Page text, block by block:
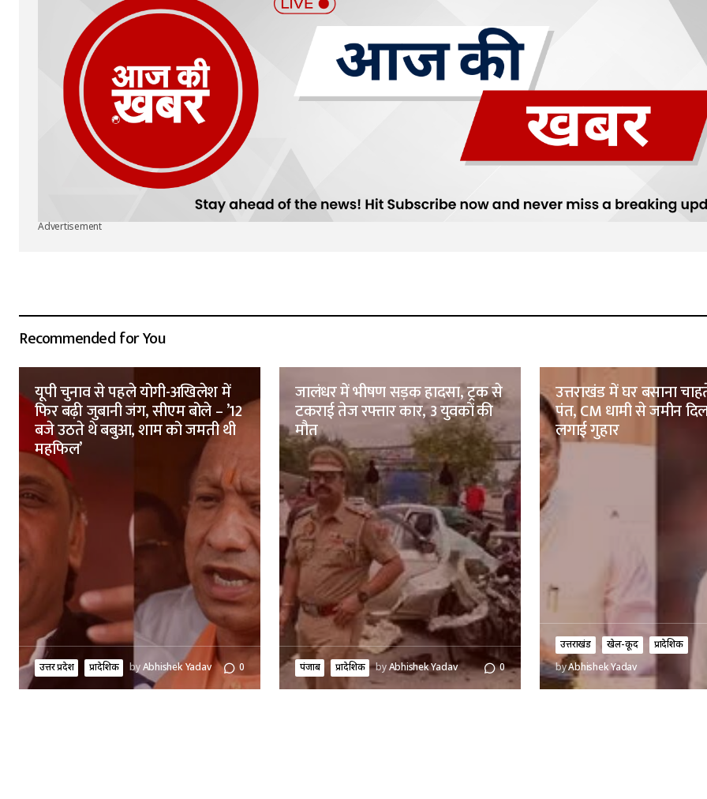
Advertisement
Recommended for You
यूपी चुनाव से पहले योगी-अखिलेश में
फिर बढ़ी जुबानी जंग, सीएम बोले – ’12
बजे उठते थे बबुआ, शाम को जमती थी
महफिल’
उत्तर प्रदेश प्रादेशिक byAbhishek Yadav 0
जालंधर में भीषण सड़क हादसा, ट्रक से
टकराई तेज रफ्तार कार, 3 युवकों की
मौत
पंजाब प्रादेशिक byAbhishek Yadav 0
उत्तराखंड में घर बसाना
पंत, CM धामी से जमीन
लगाई गुहार
उत्तराखंड खेल-कूद
प्रादेशिक
byAbhishek Yadav